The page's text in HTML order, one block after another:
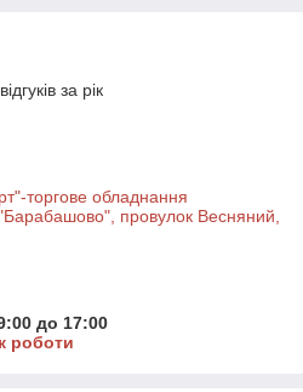
за рік
торгове обладнання
провулок Весняний,
до 17:00
роботи